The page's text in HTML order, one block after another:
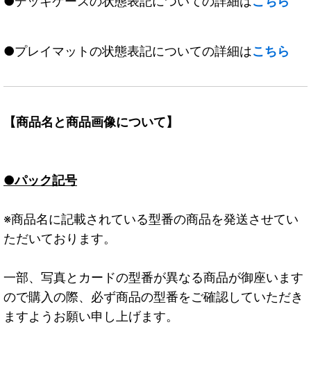
●プレイマットの状態表記についての詳細はこちら
【商品名と商品画像について】
●パック記号
※商品名に記載されている型番の商品を発送させてい
ただいております。
一部、写真とカードの型番が異なる商品が御座います
ので購入の際、必ず商品の型番をご確認していただき
ますようお願い申し上げます。